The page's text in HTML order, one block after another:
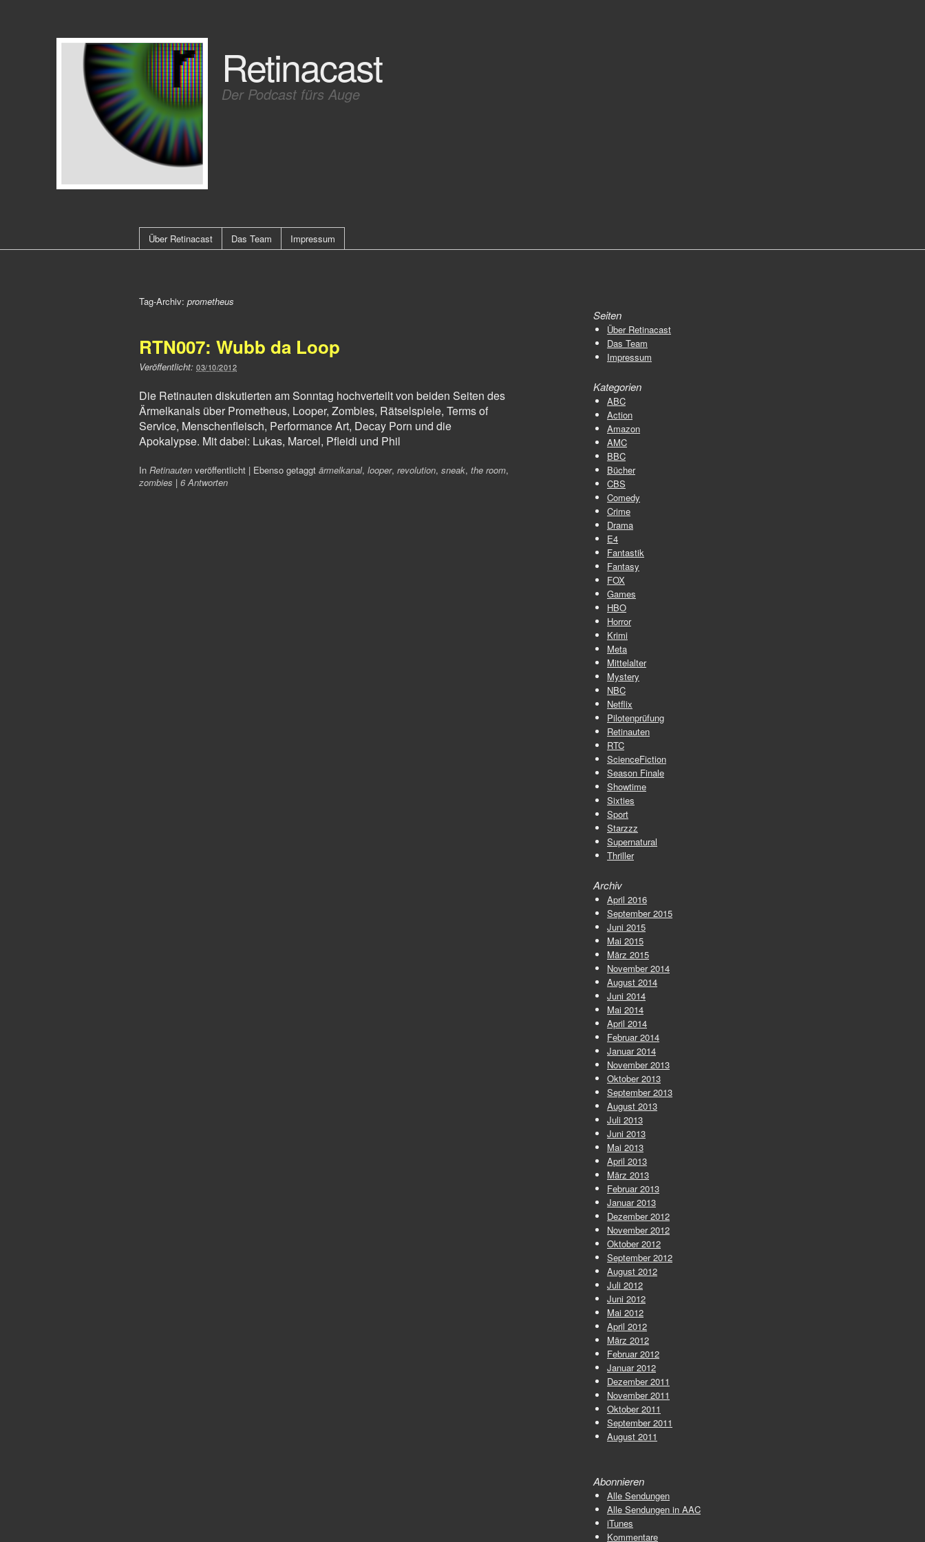
Retinacast
Der Podcast fürs Auge
Über Retinacast Das Team Impressum
Tag-Archiv: prometheus
RTN007: Wubb da Loop
Veröffentlicht: 03/10/2012
Die Retinauten diskutierten am Sonntag hochverteilt von beiden Seiten des
Ärmelkanals über Prometheus, Looper, Zombies, Rätselspiele, Terms of
Service, Menschenfleisch, Performance Art, Decay Porn und die
Apokalypse. Mit dabei: Lukas, Marcel, Pfleidi und Phil
In Retinauten veröffentlicht | Ebenso getaggt ärmelkanal, looper, revolution, sneak, the room,
zombies | 6 Antworten
Seiten
Über Retinacast
Das Team
Impressum
Kategorien
ABC
Action
Amazon
AMC
BBC
Bücher
CBS
Comedy
Crime
Drama
E4
Fantastik
Fantasy
FOX
Games
HBO
Horror
Krimi
Meta
Mittelalter
Mystery
NBC
Netflix
Pilotenprüfung
Retinauten
RTC
ScienceFiction
Season Finale
Showtime
Sixties
Sport
Starzzz
Supernatural
Thriller
Archiv
April 2016
September 2015
Juni 2015
Mai 2015
März 2015
November 2014
August 2014
Juni 2014
Mai 2014
April 2014
Februar 2014
Januar 2014
November 2013
Oktober 2013
September 2013
August 2013
Juli 2013
Juni 2013
Mai 2013
April 2013
März 2013
Februar 2013
Januar 2013
Dezember 2012
November 2012
Oktober 2012
September 2012
August 2012
Juli 2012
Juni 2012
Mai 2012
April 2012
März 2012
Februar 2012
Januar 2012
Dezember 2011
November 2011
Oktober 2011
September 2011
August 2011
Abonnieren
Alle Sendungen
Alle Sendungen in AAC
iTunes
Kommentare